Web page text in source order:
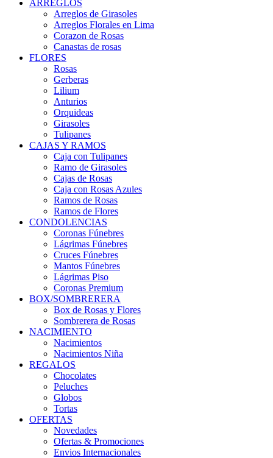
ARREGLOS
Arreglos de Girasoles
Arreglos Florales en Lima
Corazon de Rosas
Canastas de rosas
FLORES
Rosas
Gerberas
Lilium
Anturios
Orquideas
Girasoles
Tulipanes
CAJAS Y RAMOS
Caja con Tulipanes
Ramo de Girasoles
Cajas de Rosas
Caja con Rosas Azules
Ramos de Rosas
Ramos de Flores
CONDOLENCIAS
Coronas Fúnebres
Lágrimas Fúnebres
Cruces Fúnebres
Mantos Fúnebres
Lágrimas Piso
Coronas Premium
BOX/SOMBRERERA
Box de Rosas y Flores
Sombrerera de Rosas
NACIMIENTO
Nacimientos
Nacimientos Niña
REGALOS
Chocolates
Peluches
Globos
Tortas
OFERTAS
Novedades
Ofertas & Promociones
Envios Internacionales